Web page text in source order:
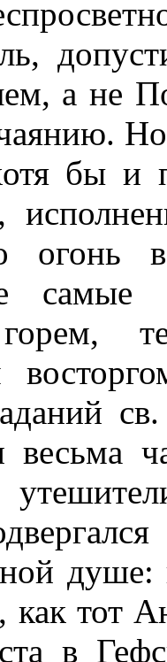
а не
Но
бы и
огонь
самые
весьма
как тот
в